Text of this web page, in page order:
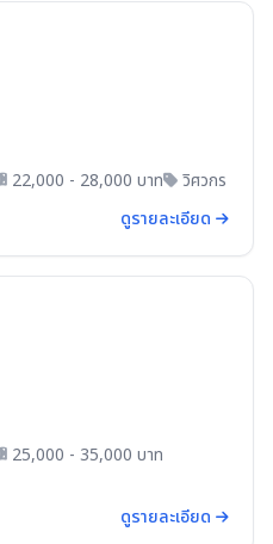
22,000 - 28,000 บาท วิศวกร
ดูรายละเอียด
25,000 - 35,000 บาท
ดูรายละเอียด